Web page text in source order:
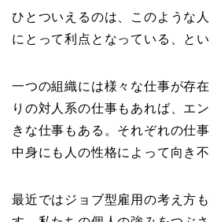
ひとついえるのは、このような
にとって利点となっている、とい
一つの組織には様々な仕事が存
りの対人系の仕事もあれば、エ
きな仕事もある。それぞれの仕
中身にも人の性格によって向き不
最近ではジョブ型雇用の考え方